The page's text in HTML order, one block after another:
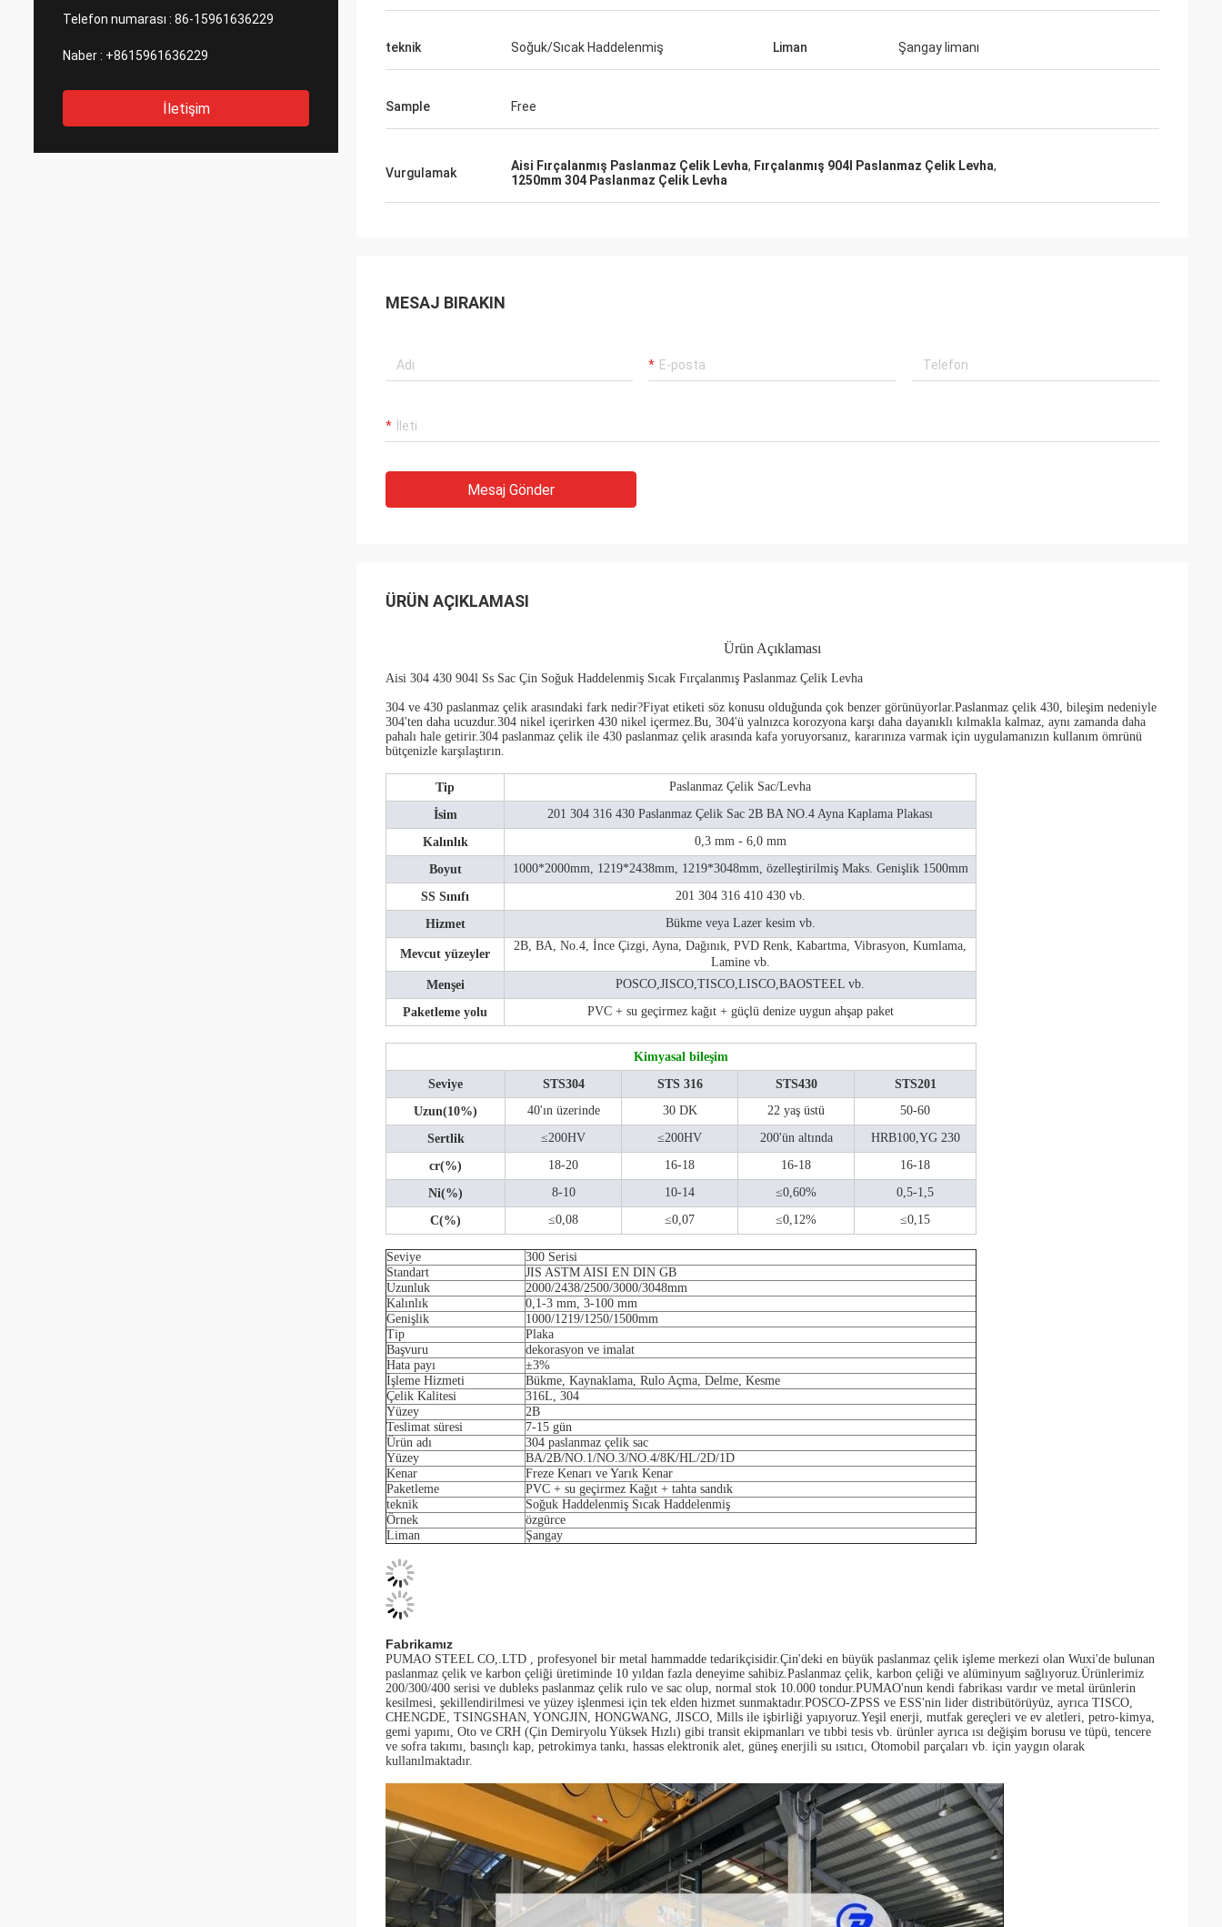
Telefon numarası : 86-15961636229
Naber : +8615961636229
İletişim
teknik Soğuk/Sıcak Haddelenmiş Liman Şangay limanı
Sample Free
Vurgulamak Aisi Fırçalanmış Paslanmaz Çelik Levha, Fırçalanmış 904l Paslanmaz Çelik Levha,
1250mm 304 Paslanmaz Çelik Levha
MESAJ BIRAKIN
Mesaj Gönder
ÜRÜN AÇIKLAMASI
Ürün Açıklaması
Aisi 304 430 904l Ss Sac Çin Soğuk Haddelenmiş Sıcak Fırçalanmış Paslanmaz Çelik Levha
304 ve 430 paslanmaz çelik arasındaki fark nedir?Fiyat etiketi söz konusu olduğunda çok benzer görünüyorlar.Paslanmaz çelik 430, bileşim nedeniyle
304'ten daha ucuzdur.304 nikel içerirken 430 nikel içermez.Bu, 304'ü yalnızca korozyona karşı daha dayanıklı kılmakla kalmaz, aynı zamanda daha
pahalı hale getirir.304 paslanmaz çelik ile 430 paslanmaz çelik arasında kafa yoruyorsanız, kararınıza varmak için uygulamanızın kullanım ömrünü
bütçenizle karşılaştırın.
Tip Paslanmaz Çelik Sac/Levha
İsim 201 304 316 430 Paslanmaz Çelik Sac 2B BA NO.4 Ayna Kaplama Plakası
Kalınlık 0,3 mm - 6,0 mm
Boyut 1000*2000mm, 1219*2438mm, 1219*3048mm, özelleştirilmiş Maks. Genişlik 1500mm
SS Sınıfı 201 304 316 410 430 vb.
Hizmet Bükme veya Lazer kesim vb.
Mevcut yüzeyler
2B, BA, No.4, İnce Çizgi, Ayna, Dağınık, PVD Renk, Kabartma, Vibrasyon, Kumlama,
Lamine vb.
Menşei
POSCO,JISCO,TISCO,LISCO,BAOSTEEL vb.
Paketleme yolu PVC + su geçirmez kağıt + güçlü denize uygun ahşap paket
Kimyasal bileşim
Seviye
STS304 STS 316 STS430
STS201
Uzun(10%)
40'ın üzerinde 30 DK 22 yaş üstü 50-60
Sertlik ≤200HV ≤200HV 200'ün altında HRB100,YG 230
cr(%) 18-20 16-18 16-18 16-18
Ni(%) 8-10 10-14 ≤0,60% 0,5-1,5
C(%) ≤0,08 ≤0,07 ≤0,12% ≤0,15
Seviye
300 Serisi
Standart
JIS ASTM AISI EN DIN GB
Uzunluk
2000/2438/2500/3000/3048mm
Kalınlık
0,1-3 mm, 3-100 mm
Genişlik
1000/1219/1250/1500mm
Tip
Plaka
Başvuru
dekorasyon ve imalat
Hata payı
±3%
İşleme Hizmeti
Bükme, Kaynaklama, Rulo Açma, Delme, Kesme
Çelik Kalitesi
316L, 304
Yüzey
2B
Teslimat süresi
7-15 gün
Ürün adı
304 paslanmaz çelik sac
Yüzey
BA/2B/NO.1/NO.3/NO.4/8K/HL/2D/1D
Kenar
Freze Kenarı ve Yarık Kenar
Paketleme
PVC + su geçirmez Kağıt + tahta sandık
teknik
Soğuk Haddelenmiş Sıcak Haddelenmiş
Örnek
özgürce
Liman
Şangay
Fabrikamız
PUMAO STEEL CO,.LTD , profesyonel bir metal hammadde tedarikçisidir.Çin'deki en büyük paslanmaz çelik işleme merkezi olan Wuxi'de bulunan
paslanmaz çelik ve karbon çeliği üretiminde 10 yıldan fazla deneyime sahibiz.Paslanmaz çelik, karbon çeliği ve alüminyum sağlıyoruz.Ürünlerimiz
200/300/400 serisi ve dubleks paslanmaz çelik rulo ve sac olup, normal stok 10.000 tondur.PUMAO'nun kendi fabrikası vardır ve metal ürünlerin
kesilmesi, şekillendirilmesi ve yüzey işlenmesi için tek elden hizmet sunmaktadır.POSCO-ZPSS ve ESS'nin lider distribütörüyüz, ayrıca TISCO,
CHENGDE, TSINGSHAN, YONGJIN, HONGWANG, JISCO, Mills ile işbirliği yapıyoruz.Yeşil enerji, mutfak gereçleri ve ev aletleri, petro-kimya,
gemi yapımı, Oto ve CRH (Çin Demiryolu Yüksek Hızlı) gibi transit ekipmanları ve tıbbi tesis vb. ürünler ayrıca ısı değişim borusu ve tüpü, tencere
ve sofra takımı, basınçlı kap, petrokimya tankı, hassas elektronik alet, güneş enerjili su ısıtıcı, Otomobil parçaları vb. için yaygın olarak
kullanılmaktadır.